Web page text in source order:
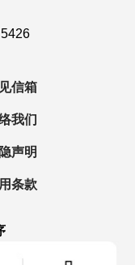
信箱
我们
声明
条款